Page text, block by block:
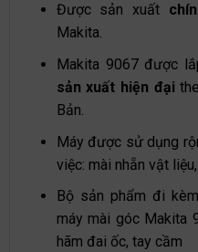
Được sản xuất
Makita.
Makita 9067 được
sản xuất hiện đại
Bản.
Máy được sử dụng
việc: mài nhẵn vật
Bộ sản phẩm đi
máy mài góc Makita
hãm đai ốc, tay cầm